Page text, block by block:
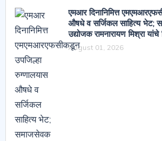
एमआर दिनानिमित्त
औषधे व सर्जिकल साहित्य भेट;
उद्योजक रामनारायण मिश्रा
August 01, 2026